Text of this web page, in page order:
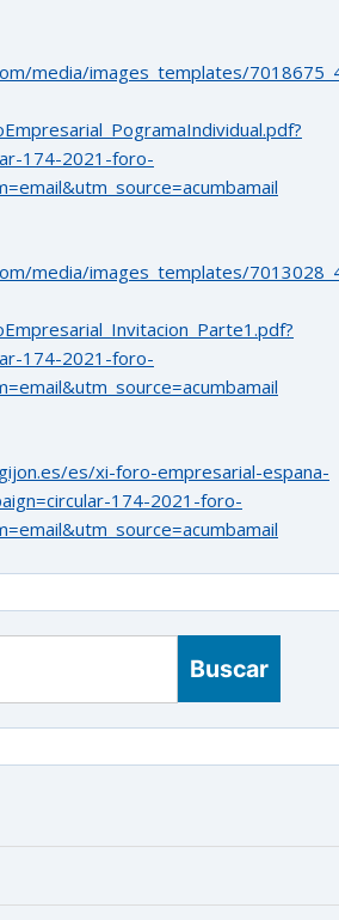
media/images_templates/
174-2021-foro-
media/images_templates/
174-2021-foro-
es/xi-foro-empresarial-espana-
174-2021-foro-